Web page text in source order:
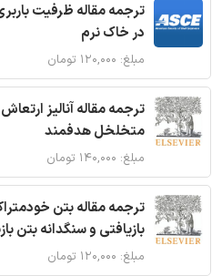
ترجمه مقاله ظرفیت
در خاک نرم
مبلغ: ۱۲۰,۰۰۰ تومان
ترجمه مقاله آنالیز
متخلخل هدفمند
مبلغ: ۱۴۰,۰۰۰ تومان
ترجمه مقاله بتن
بازیافتی و سنگدانه بتن
مبلغ: ۱۲۰,۰۰۰ تومان